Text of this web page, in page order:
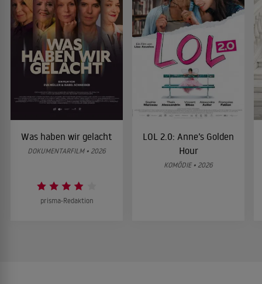
Was haben wir gelacht
DOKUMENTARFILM • 2026
prisma-Redaktion
LOL 2.0: Anne’s Golden
Hour
KOMÖDIE • 2026